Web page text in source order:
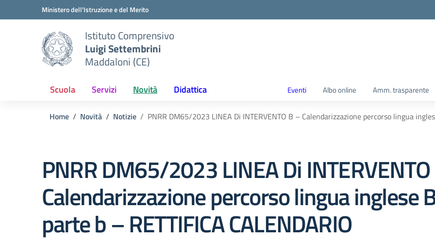
Vai ai contenuti
Vai al menu di navigazioneMinistero dell'Istruzione e del Merito
Istituto Comprensivo
Luigi Settembrini
Maddaloni (CE)
Scuola Servizi Novità Didattica Eventi Albo online Amm. trasparente
Home Novità Notizie PNRR DM65/2023 LINEA Di INTERVENTO B – Calendarizzazione percorso lingua
PNRR DM65/2023 LINEA Di
Calendarizzazione percorso lingua inglese
parte b – RETTIFICA CALENDARIO